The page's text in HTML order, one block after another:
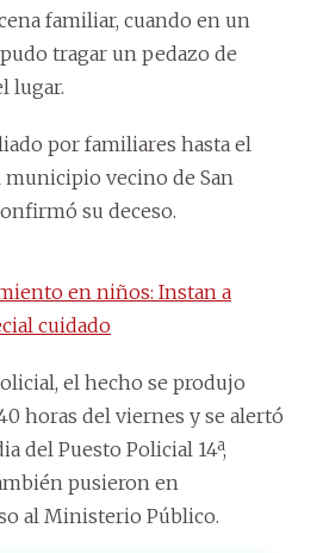
familiar, cuando en un
tragar un pedazo de
lugar.
por familiares hasta el
municipio vecino de San
su deceso.
en niños: Instan a
cuidado
el hecho se produjo
horas del viernes y se alertó
del Puesto Policial 14ª,
pusieron en
al Ministerio Público.